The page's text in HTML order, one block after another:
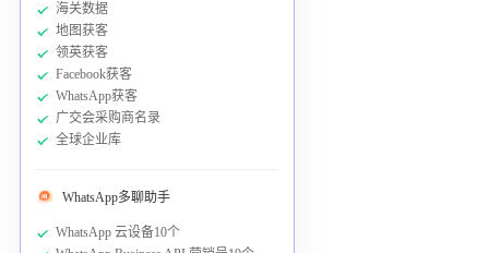
海关数据
地图获客
领英获客
Facebook获客
WhatsApp获客
广交会采购商名录
全球企业库
WhatsApp多聊助手
WhatsApp 云设备10个